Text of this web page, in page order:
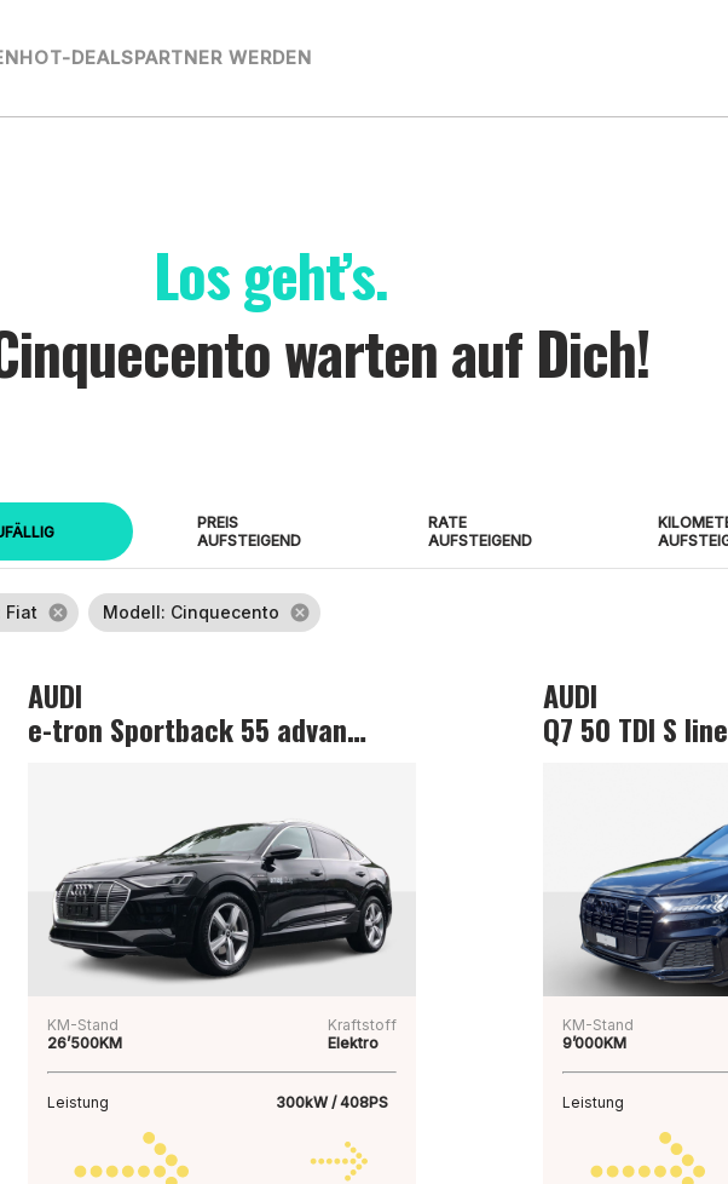
HOT-DEALSPARTNER WERDEN
Los geht’s.
warten auf Dich!
PREIS
AUFSTEIGEND
RATE
AUFSTEIGEND
Fiat cancel Modell: Cinquecento cancel
AUDI
e-tron Sportback 55 advanced
KM-Stand
26’500KM
Kraftstoff
Elektro
Leistung 300kW / 408PS
AUDI
Q7 50 TDI S line
KM-Stand
9’000KM
Leistung